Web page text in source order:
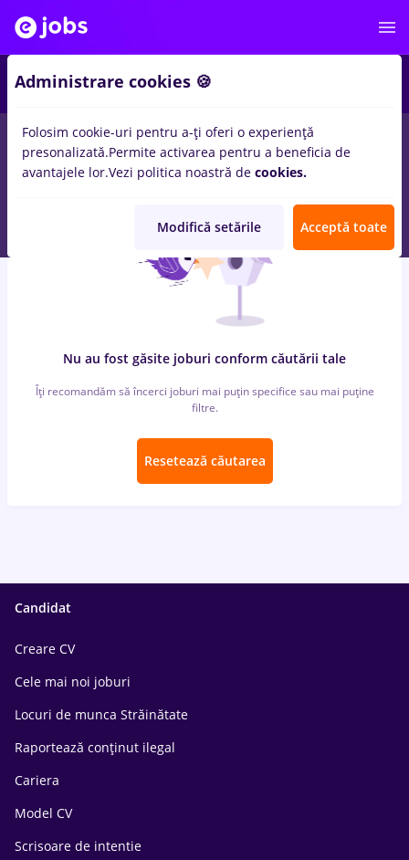
locuri de muncamanager it in Remote (de acasa)
Constructii / Instalatii
Nu au fost găsite joburi conform căutării tale
Îți recomandăm să încerci joburi mai puțin specifice sau mai puține
filtre.
Resetează căutarea
Candidat
Creare CV
Cele mai noi joburi
Locuri de munca Străinătate
Raportează conținut ilegal
Cariera
Model CV
Scrisoare de intentie
Administrare cookies 🍪
Folosim cookie-uri pentru a-ți oferi o experiență
presonalizată.Permite activarea pentru a beneficia de
avantajele lor.Vezi politica noastră de cookies.
Modifică setările Acceptă toate